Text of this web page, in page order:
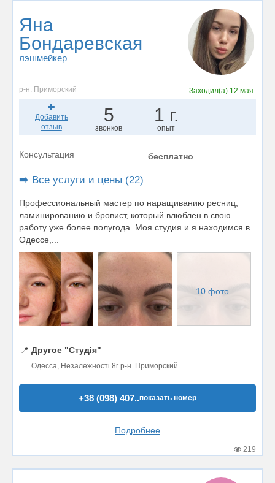
Яна
Бондаревская
лэшмейкер
р-н. Приморский Заходил(а) 12 мая
Добавить
отзыв
5
звонков
1 г.
опыт
Консультация бесплатно
➡️ Все услуги и цены (22)
Профессиональный мастер по наращиванию ресниц,
ламинированию и бровист, который влюблен в свою
работу уже более полугода. Моя студия и я находимся в
Одессе,...
10 фото
📍 Другое "Студія"
Одесса, Незалежності 8г р-н. Приморский
+38 (098) 407..показать номер
Подробнее
219